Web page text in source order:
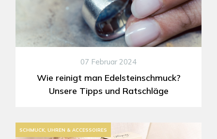
07 Februar 2024
Wie reinigt man Edelsteinschmuck?
Unsere Tipps und Ratschläge
SCHMUCK, UHREN & ACCESSOIRES